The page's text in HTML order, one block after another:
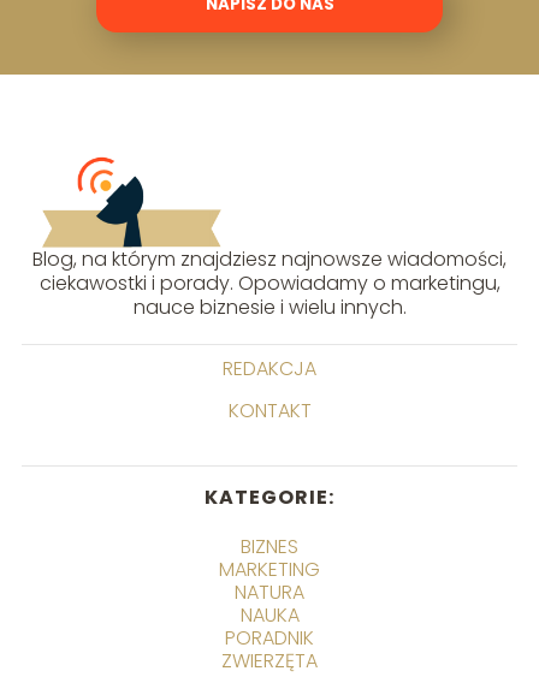
Blog, na którym znajdziesz najnowsze wiadomości,
ciekawostki i porady. Opowiadamy o marketingu,
nauce biznesie i wielu innych.
REDAKCJA
KONTAKT
KATEGORIE:
BIZNES
MARKETING
NATURA
NAUKA
PORADNIK
ZWIERZĘTA